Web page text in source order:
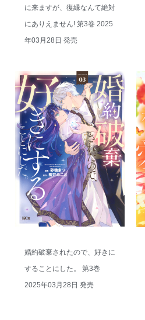
に来ますが、復縁なんて絶対
にありえません! 第3巻 2025
年03月28日 発売
婚約破棄されたので、好きに
することにした。 第3巻
2025年03月28日 発売